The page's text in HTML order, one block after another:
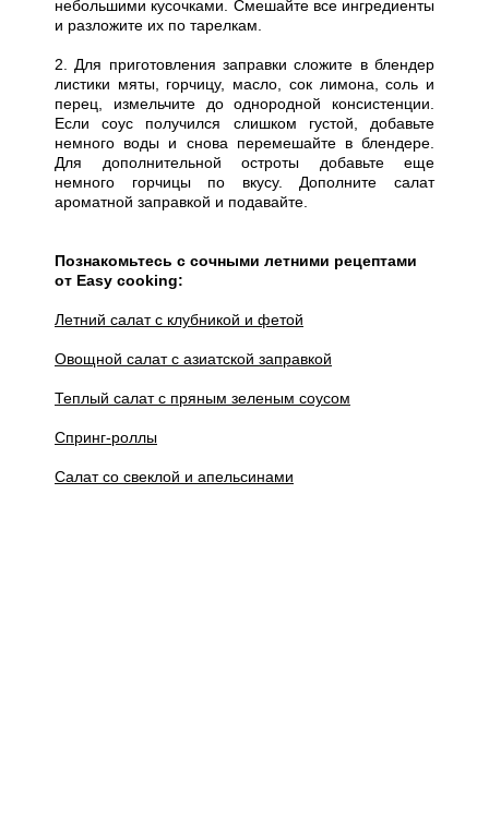
небольшими кусочками. Смешайте все ингредиенты
и разложите их по тарелкам.
2. Для приготовления заправки сложите в блендер
листики мяты, горчицу, масло, сок лимона, соль и
перец, измельчите до однородной консистенции.
Если соус получился слишком густой, добавьте
немного воды и снова перемешайте в блендере.
Для дополнительной остроты добавьте еще
немного горчицы по вкусу. Дополните салат
ароматной заправкой и подавайте.
Познакомьтесь с сочными летними рецептами
от Easy cooking:
Летний салат с клубникой и фетой
Овощной салат с азиатской заправкой
Теплый салат с пряным зеленым соусом
Спринг-роллы
Салат со свеклой и апельсинами